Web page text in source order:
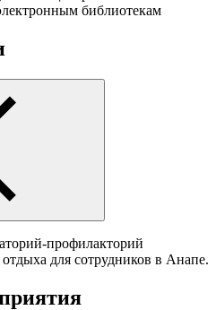
библиотекам
профилакторий
для сотрудников в Анапе.